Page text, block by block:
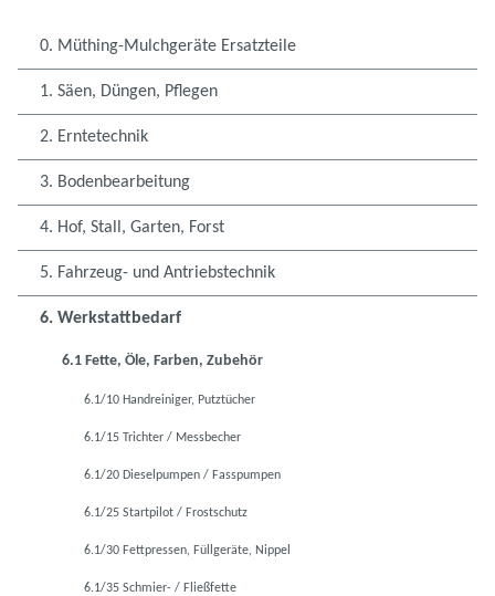
0. Müthing-Mulchgeräte Ersatzteile
1. Säen, Düngen, Pflegen
2. Erntetechnik
3. Bodenbearbeitung
4. Hof, Stall, Garten, Forst
5. Fahrzeug- und Antriebstechnik
6. Werkstattbedarf
6.1 Fette, Öle, Farben, Zubehör
6.1/10 Handreiniger, Putztücher
6.1/15 Trichter / Messbecher
6.1/20 Dieselpumpen / Fasspumpen
6.1/25 Startpilot / Frostschutz
6.1/30 Fettpressen, Füllgeräte, Nippel
6.1/35 Schmier- / Fließfette